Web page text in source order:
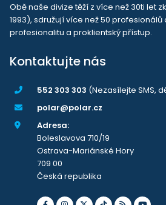
Obě naše divize těží z více než 30ti let
1993), sdružují více než 50
profesionalitu a proklientský přístup.
Kontaktujte nás
552 303 303 (Nezasílejte SMS,
polar@polar.cz
Adresa:
Boleslavova 710/19
Ostrava-Mariánské Hory
709 00
Česká republika